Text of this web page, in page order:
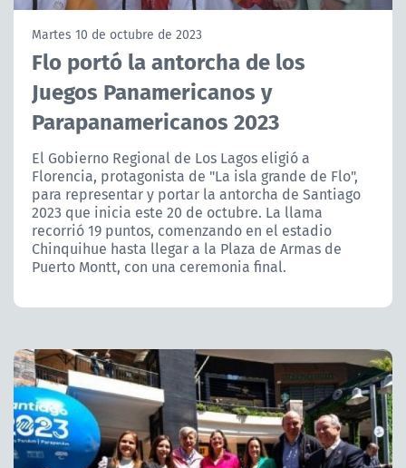
ACTUALIDAD Y TENDENCIAS
CORPORATIVO Y TRANSPARENCIA
CANAL DE DENUNCIAS
ÁREA DE PROYECTOS
Martes 10 de octubre de 2023
Flo portó la antorcha de los
Juegos Panamericanos y
Parapanamericanos 2023
El Gobierno Regional de Los Lagos eligió a
Florencia, protagonista de "La isla grande de Flo",
para representar y portar la antorcha de Santiago
2023 que inicia este 20 de octubre. La llama
recorrió 19 puntos, comenzando en el estadio
Chinquihue hasta llegar a la Plaza de Armas de
Puerto Montt, con una ceremonia final.